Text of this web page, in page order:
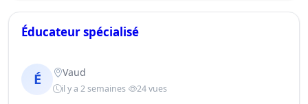
Éducateur spécialisé
É Vaud
il y a 2 semaines 24 vues